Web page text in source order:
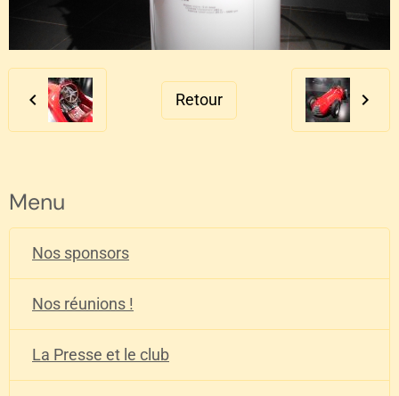
Retour
Menu
Nos sponsors
Nos réunions !
La Presse et le club